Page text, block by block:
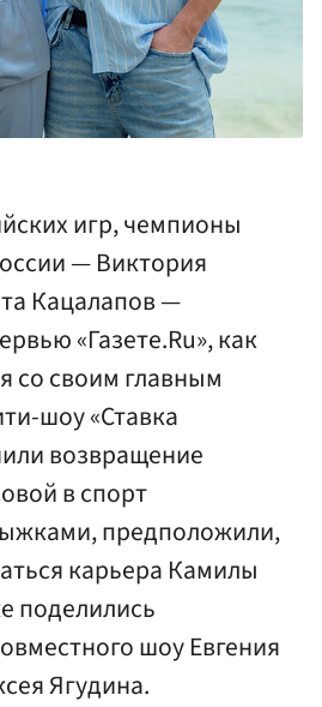
игр, чемпионы
— Виктория
Кацалапов —
«Газете.Ru», как
со своим главным
шоу «Ставка
возвращение
в спорт
предположили,
карьера Камилы
поделились
шоу Евгения
Ягудина.